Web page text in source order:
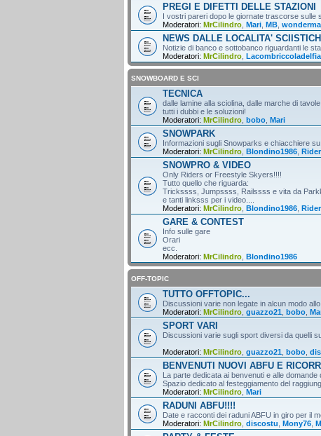
PREGI E DIFETTI DELLE STAZIONI
I vostri pareri dopo le giornate trascorse sulle
Moderatori: MrCilindro Mari MB
NEWS DALLE LOCALITA'
Notizie di banco e sottobanco riguardanti le
Moderatori: MrCilindro
SNOWBOARD E SCI
TECNICA
dalle lamine alla sciolina, dalle marche di
tutti i dubbi e le soluzioni!
Moderatori: MrCilindro bobo Mari
SNOWPARK
Informazioni sugli Snowparks e chiacchiere
Moderatori: MrCilindro Blondino1986
SNOWPRO & VIDEO
Only Riders or Freestyle Skyers!!!!
Tutto quello che riguarda:
Trickssss, Jumpssss, Railssss e vita da
e tanti linksss per i video....
Moderatori: MrCilindro Blondino1986
GARE & CONTEST
Info sulle gare
Orari
ecc.
Moderatori: MrCilindro Blondino1986
OFF-TOPIC
TUTTO OFFTOPIC...
Discussioni varie non legate in alcun modo allo
Moderatori: MrCilindro guazzo21 bobo
SPORT VARI
Discussioni varie sugli sport diversi da quelli
Moderatori: MrCilindro guazzo21 bobo
BENVENUTI NUOVI ABFU E
La parte dedicata ai benvenuti e alle
Spazio dedicato al festeggiamento del
Moderatori: MrCilindro Mari
RADUNI ABFU!!!!
Date e racconti dei raduni ABFU in giro per il
Moderatori: MrCilindro discostu Mony76